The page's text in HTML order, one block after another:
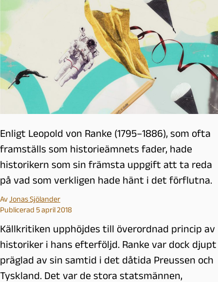
Enligt Leopold von Ranke (1795–1886), som ofta
framställs som historieämnets fader, hade
historikern som sin främsta uppgift att ta reda
på vad som verkligen hade hänt i det förflutna.
AvJonas Sjölander
Publicerad 5 april 2018
Källkritiken upphöjdes till överordnad princip av
historiker i hans efterföljd. Ranke var dock djupt
präglad av sin samtid i det dåtida Preussen och
Tyskland. Det var de stora statsmännen,